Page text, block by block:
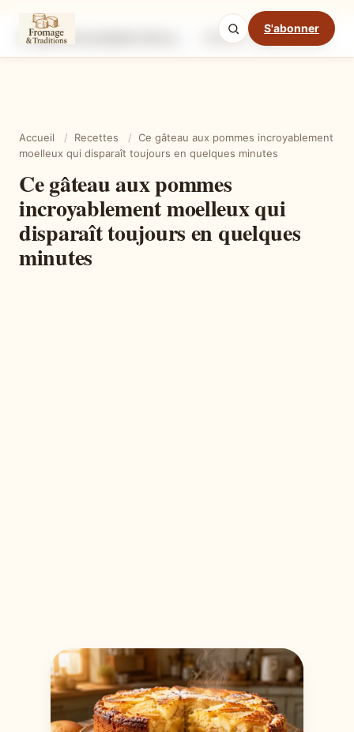
S'abonner
Ingrédients Étapes
Mode cuisine
Accueil / Recettes / Ce gâteau aux pommes incroyablement
moelleux qui disparaît toujours en quelques minutes
Ce gâteau aux pommes
incroyablement moelleux qui
disparaît toujours en quelques
minutes